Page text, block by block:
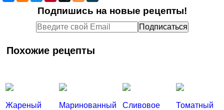
Подпишись на новые рецепты!
Похожие рецепты
Жареный
Маринованный
Сливовое
Томатный